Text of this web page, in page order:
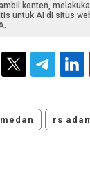
konten,
untuk AI di situs
medan rs